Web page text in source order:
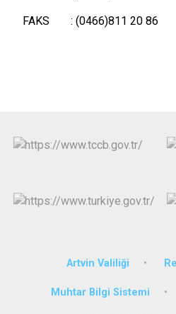
FAKS :
Artvin Valiliği
Muhtar Bilgi Sistemi